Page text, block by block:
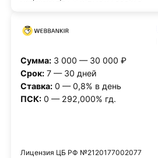
Сумма:3 000 — 30 000 ₽
Срок:7 — 30 дней
Ставка:0 — 0,8% в день
ПСК:0 — 292,000% гд.
Лицензия ЦБ РФ №2120177002077